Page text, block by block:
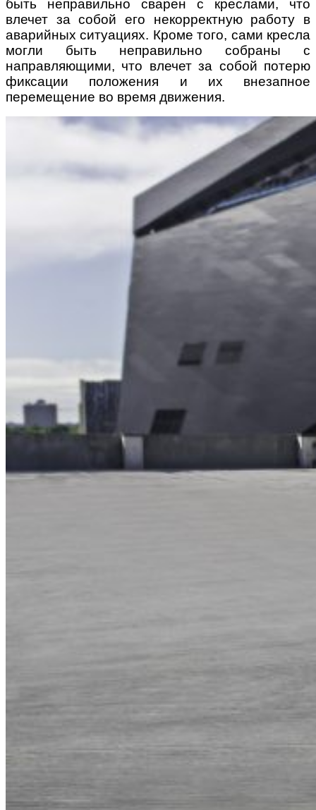
быть неправильно сварен с креслами, что
влечет за собой его некорректную работу в
аварийных ситуациях. Кроме того, сами кресла
могли быть неправильно собраны с
направляющими, что влечет за собой потерю
фиксации положения и их внезапное
перемещение во время движения.